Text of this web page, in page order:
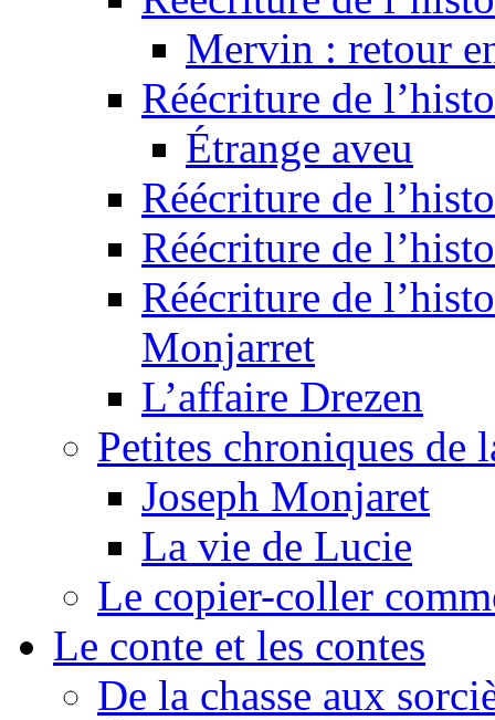
Mervin : retour
Réécriture de
Étrange aveu
Réécriture de
Réécriture de
Réécriture de
Monjarret
L’affaire Drezen
Petites chroniques de
Joseph Monjaret
La vie de Lucie
Le copier-coller
Le conte et les contes
De la chasse aux